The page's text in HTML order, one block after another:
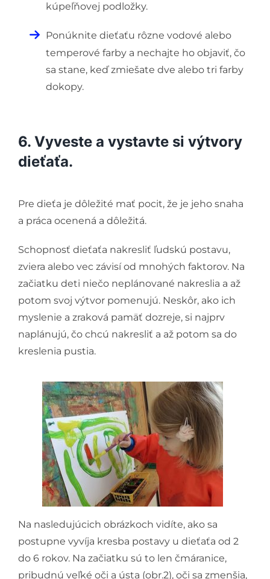
kúpeľňovej podložky.
Ponúknite dieťaťu rôzne vodové alebo
temperové farby a nechajte ho objaviť, čo
sa stane, keď zmiešate dve alebo tri farby
dokopy.
6. Vyveste a vystavte si výtvory
dieťaťa.
Pre dieťa je dôležité mať pocit, že je jeho snaha
a práca ocenená a dôležitá.
Schopnosť dieťaťa nakresliť ľudskú postavu,
zviera alebo vec závisí od mnohých faktorov. Na
začiatku deti niečo neplánované nakreslia a až
potom svoj výtvor pomenujú. Neskôr, ako ich
myslenie a zraková pamäť dozreje, si najprv
naplánujú, čo chcú nakresliť a až potom sa do
kreslenia pustia.
Na nasledujúcich obrázkoch vidíte, ako sa
postupne vyvíja kresba postavy u dieťaťa od 2
do 6 rokov. Na začiatku sú to len čmáranice,
pribudnú veľké oči a ústa (obr.2), oči sa zmenšia,